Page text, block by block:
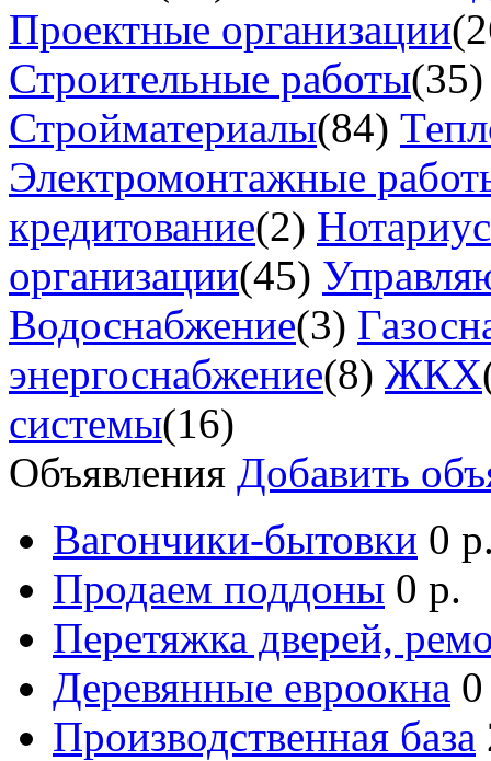
Проектные организации
Строительные работы(35)
Стройматериалы(84)
Электромонтажные
кредитование(2)
организации(45)
Водоснабжение(3)
энергоснабжение(8) ЖКХ
системы(16)
Объявления Добавить
Вагончики-бытовки 0
Продаем поддоны 0 р.
Перетяжка дверей,
Деревянные евроокна
Производственная база